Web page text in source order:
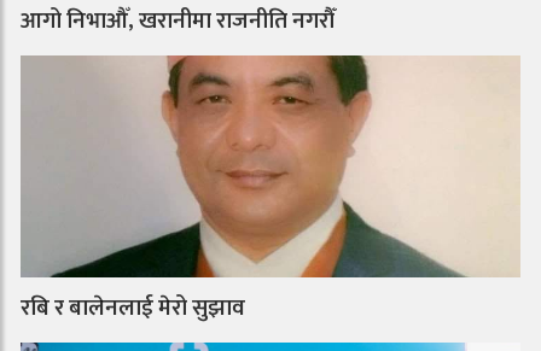
आगो निभाऔँ, खरानीमा राजनीति नगरौँ
रबि र बालेनलाई मेरो सुझाव